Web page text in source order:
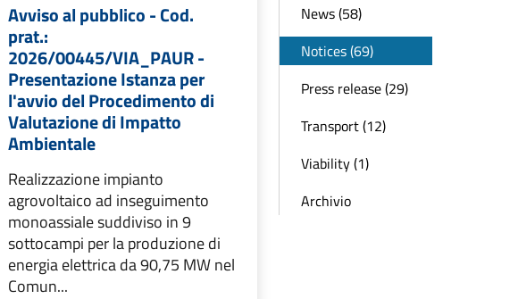
Avviso al pubblico - Cod.
prat.:
2026/00445/VIA_PAUR -
Presentazione Istanza per
l'avvio del Procedimento di
Valutazione di Impatto
Ambientale
Realizzazione impianto
agrovoltaico ad inseguimento
monoassiale suddiviso in 9
sottocampi per la produzione di
energia elettrica da 90,75 MW nel
Comun...
News (58)
Notices (69)
Press release (29)
Transport (12)
Viability (1)
Archivio